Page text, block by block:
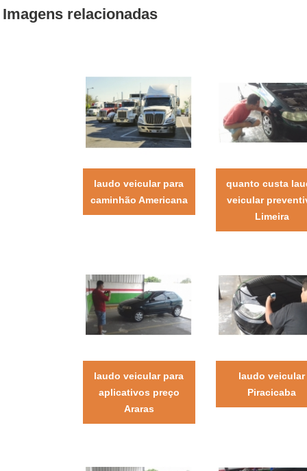
Imagens relacionadas
laudo veicular para
caminhão Americana
quanto custa
veicular
Limeira
laudo veicular para
aplicativos preço
Araras
laudo veicular
Piracicaba